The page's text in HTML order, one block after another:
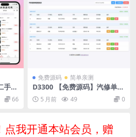
手摩
66
免费源码 简单亲测
D3300 【免费源码】汽修单管
理系统1.0，你的好帮手~
5 月前 49 0
点我开通本站会员，赠